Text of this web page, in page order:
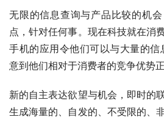
无限的信息查询与产品比较的机
点，针对任何事。现在科技就在消
手机的应用令他们可以与大量的
意到他们相对于消费者的竞争优势
新的自主表达欲望与机会，即时的
生成海量的、自发的、不受限的、